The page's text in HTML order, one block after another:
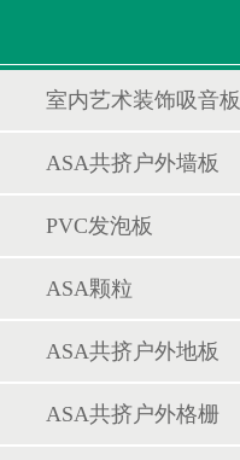
室内艺术装饰吸音板
ASA共挤户外墙板
PVC发泡板
ASA颗粒
ASA共挤户外地板
ASA共挤户外格栅